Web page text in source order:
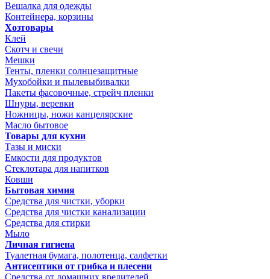
Вешалка для одежды
Контейнера, корзины
Хозтовары
Клей
Скотч и свечи
Мешки
Тенты, пленки солнцезащитные
Мухобойки и пылевыбивалки
Пакеты фасовочные, стрейч пленки
Шнуры, веревки
Ножницы, ножи канцелярские
Масло бытовое
Товары для кухни
Тазы и миски
Емкости для продуктов
Стеклотара для напитков
Ковши
Бытовая химия
Средства для чистки, уборки
Средства для чистки канализации
Средства для стирки
Мыло
Личная гигиена
Туалетная бумага, полотенца, салфетки
Антисептики от грибка и плесени
Средства от домашних вредителей